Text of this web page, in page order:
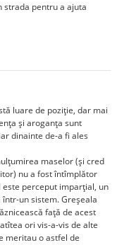
strada pentru a ajuta
luare de poziție, dar mai
și aroganța sunt
dinainte de-a fi ales
maselor (și cred
nu a fost întîmplător
este perceput imparțial, un
un sistem. Greșeala
față de acest
ori vis-a-vis de alte
meritau o astfel de